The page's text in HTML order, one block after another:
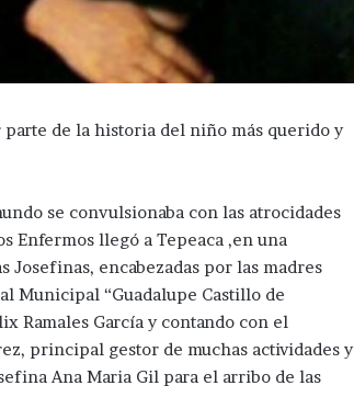
de la historia del niño más querido y
se convulsionaba con las atrocidades
Enfermos llegó a Tepeaca ,en una
encabezadas por las madres
Municipal “Guadalupe Castillo de
Ramales García y contando con el
principal gestor de muchas actividades y
Ana Maria Gil para el arribo de las